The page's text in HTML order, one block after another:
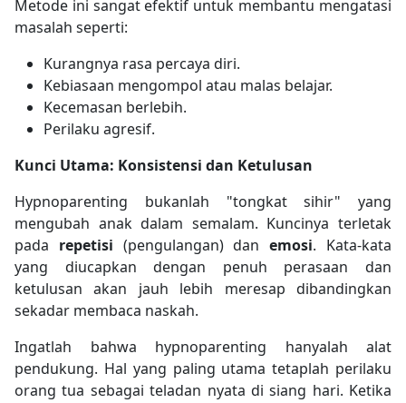
Metode ini sangat efektif untuk membantu mengatasi
masalah seperti:
Kurangnya rasa percaya diri.
Kebiasaan mengompol atau malas belajar.
Kecemasan berlebih.
Perilaku agresif.
Kunci Utama: Konsistensi dan Ketulusan
Hypnoparenting bukanlah "tongkat sihir" yang
mengubah anak dalam semalam. Kuncinya terletak
pada repetisi (pengulangan) danemosi. Kata-kata
yang diucapkan dengan penuh perasaan dan
ketulusan akan jauh lebih meresap dibandingkan
sekadar membaca naskah.
Ingatlah bahwa hypnoparenting hanyalah alat
pendukung. Hal yang paling utama tetaplah perilaku
orang tua sebagai teladan nyata di siang hari. Ketika